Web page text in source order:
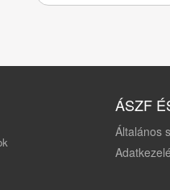
ÁSZF
Általános